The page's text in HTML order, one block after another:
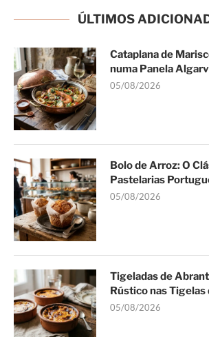
ÚLTIMOS
Cataplana de
numa Panela
05/08/2026
Bolo de Arroz: O
Pastelarias
05/08/2026
Tigeladas de
Rústico nas Tigelas
05/08/2026